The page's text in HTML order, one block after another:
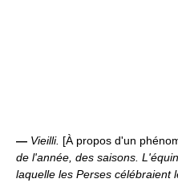
— Vieilli. [À propos d'un
de l'année, des saisons.
laquelle les Perses célébraient